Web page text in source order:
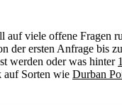
auf viele offene Fragen
der ersten Anfrage bis
werden oder was hinter
auf Sorten wie Durban